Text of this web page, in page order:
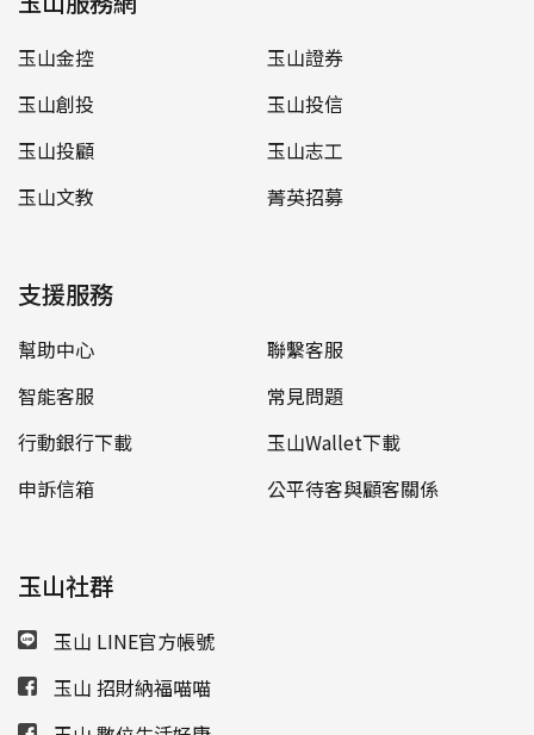
玉山金控
玉山證券
玉山創投
玉山投信
玉山投顧
玉山志工
玉山文教
菁英招募
支援服務
幫助中心
聯繫客服
智能客服
常見問題
行動銀行下載
玉山Wallet下載
申訴信箱
公平待客與顧客關係
玉山社群
玉山 LINE官方帳號
玉山 招財納福喵喵